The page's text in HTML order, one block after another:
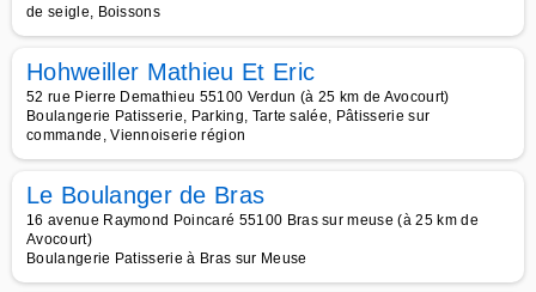
de seigle, Boissons
Hohweiller Mathieu Et Eric
52 rue Pierre Demathieu 55100 Verdun (à 25 km de Avocourt)
Boulangerie Patisserie, Parking, Tarte salée, Pâtisserie sur
commande, Viennoiserie région
Le Boulanger de Bras
16 avenue Raymond Poincaré 55100 Bras sur meuse (à 25 km de
Avocourt)
Boulangerie Patisserie à Bras sur Meuse